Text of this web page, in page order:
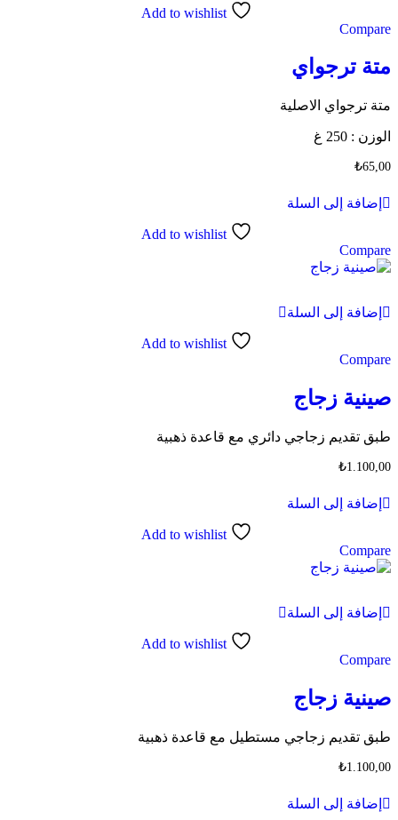
Add to wishlist
Compare
متة ترجواي
متة ترجواي الاصلية
الوزن : 250 غ
₺65,00
إضافة إلى السلة
Add to wishlist
Compare
إضافة إلى السلة
Add to wishlist
Compare
صينية زجاج
طبق تقديم زجاجي دائري مع قاعدة ذهبية
₺1.100,00
إضافة إلى السلة
Add to wishlist
Compare
إضافة إلى السلة
Add to wishlist
Compare
صينية زجاج
طبق تقديم زجاجي مستطيل مع قاعدة ذهبية
₺1.100,00
إضافة إلى السلة